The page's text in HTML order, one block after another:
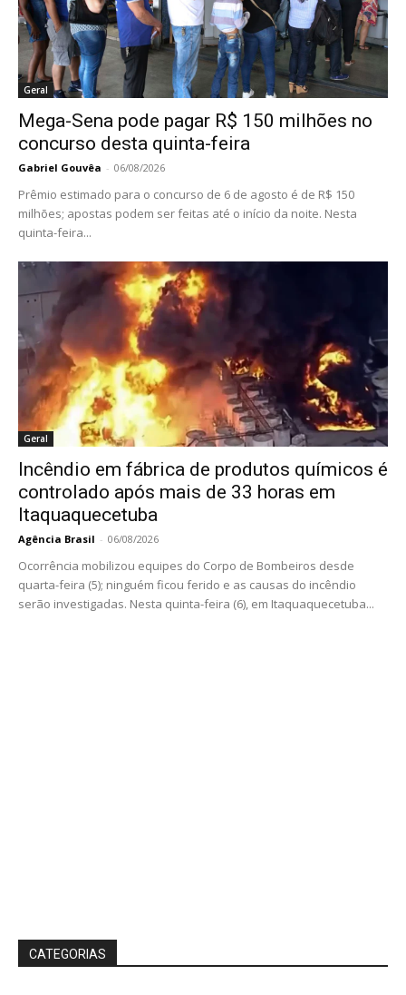
Geral
Mega-Sena pode pagar R$ 150 milhões no
concurso desta quinta-feira
Gabriel Gouvêa - 06/08/2026
Prêmio estimado para o concurso de 6 de agosto é de R$ 150
milhões; apostas podem ser feitas até o início da noite. Nesta
quinta-feira...
Geral
Incêndio em fábrica de produtos químicos é
controlado após mais de 33 horas em
Itaquaquecetuba
Agência Brasil - 06/08/2026
Ocorrência mobilizou equipes do Corpo de Bombeiros desde
quarta-feira (5); ninguém ficou ferido e as causas do incêndio
serão investigadas. Nesta quinta-feira (6), em Itaquaquecetuba...
CATEGORIAS